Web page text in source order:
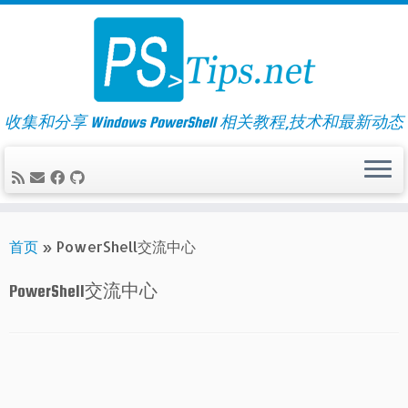
Skip
收集和分享 Windows PowerShell 相关教程,技术和最新动态
首页 » PowerShell交流中心
PowerShell交流中心